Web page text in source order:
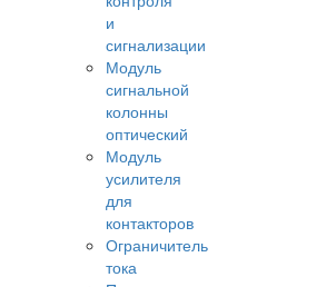
и
сигнализации
Модуль
сигнальной
колонны
оптический
Модуль
усилителя
для
контакторов
Ограничитель
тока